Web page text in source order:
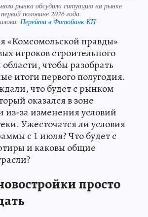
рынка обсудили ситуацию на рынке
половине 2026 года.
Перейти в Фотобанк КП
«Комсомольской правды»
игроков строительного
чтобы разобрать
итоги первого полугодия.
что будет с рынком
оказался в зоне
из-за изменения условий
Ужесточатся ли условия
с 1 июля? Что будет с
и каковы общие
просто